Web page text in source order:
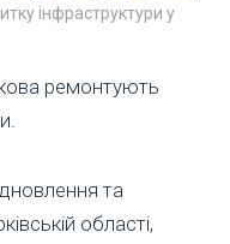
інфраструктури у
ремонтують
та
області,